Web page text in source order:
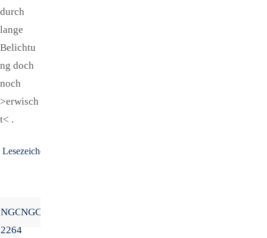
durch
lange
Belichtu
ng doch
noch
>erwisch
t< .
Lesezeichen
NGC
2264
NGC7331